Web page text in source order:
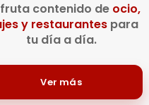
contenido de ocio,
y restaurantespara
tu día a día.
Ver más